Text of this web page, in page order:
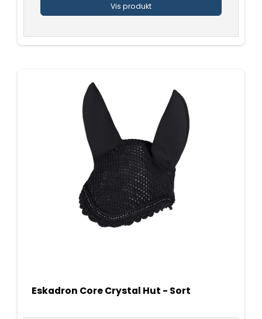
Vis produkt
Eskadron Core Crystal Hut - Sort